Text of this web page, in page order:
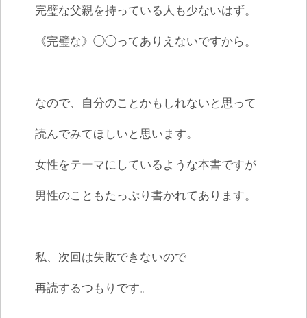
完璧な父親を持っている人も少ないはず。
《完璧な》◯◯ってありえないですから。
なので、自分のことかもしれないと思って
読んでみてほしいと思います。
女性をテーマにしているような本書ですが
男性のこともたっぷり書かれてあります。
私、次回は失敗できないので
再読するつもりです。